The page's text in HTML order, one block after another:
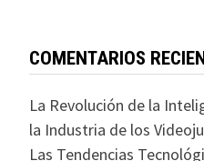
COMENTARIOS
La Revolución de la
la Industria de los
Las Tendencias